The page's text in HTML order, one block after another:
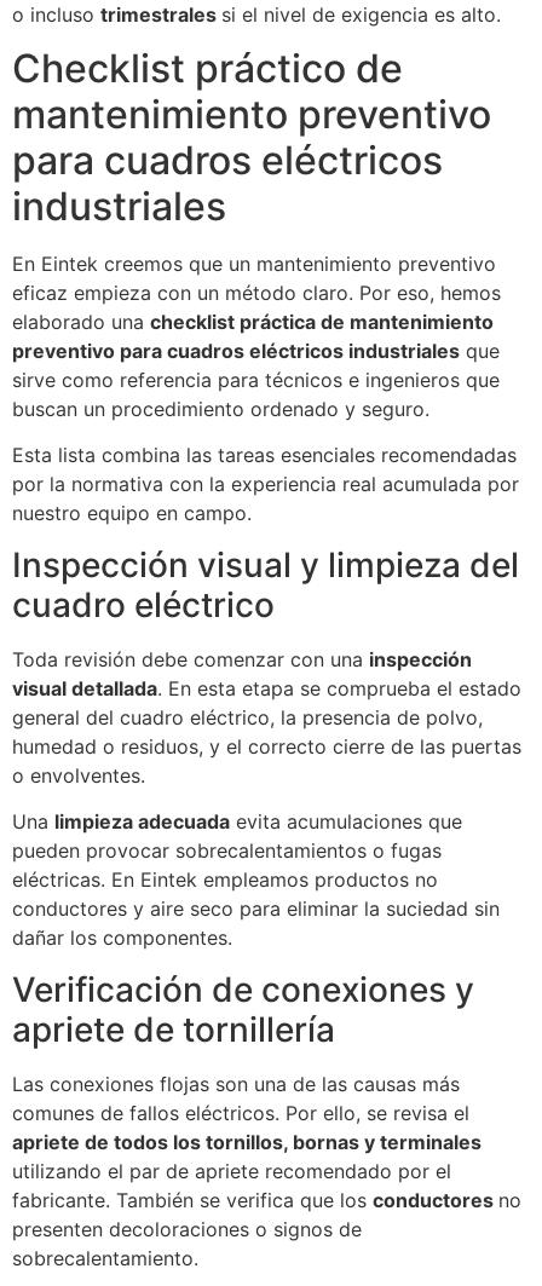
o incluso trimestrales si el nivel de exigencia es alto.
Checklist práctico de
mantenimiento preventivo
para cuadros eléctricos
industriales
En Eintek creemos que un mantenimiento preventivo
eficaz empieza con un método claro. Por eso, hemos
elaborado una checklist práctica de mantenimiento
preventivo para cuadros eléctricos industriales que
sirve como referencia para técnicos e ingenieros que
buscan un procedimiento ordenado y seguro.
Esta lista combina las tareas esenciales recomendadas
por la normativa con la experiencia real acumulada por
nuestro equipo en campo.
Inspección visual y limpieza del
cuadro eléctrico
Toda revisión debe comenzar con una inspección
visual detallada. En esta etapa se comprueba el estado
general del cuadro eléctrico, la presencia de polvo,
humedad o residuos, y el correcto cierre de las puertas
o envolventes.
Una limpieza adecuada evita acumulaciones que
pueden provocar sobrecalentamientos o fugas
eléctricas. En Eintek empleamos productos no
conductores y aire seco para eliminar la suciedad sin
dañar los componentes.
Verificación de conexiones y
apriete de tornillería
Las conexiones flojas son una de las causas más
comunes de fallos eléctricos. Por ello, se revisa el
apriete de todos los tornillos, bornas y terminales
utilizando el par de apriete recomendado por el
fabricante. También se verifica que los conductores no
presenten decoloraciones o signos de
sobrecalentamiento.